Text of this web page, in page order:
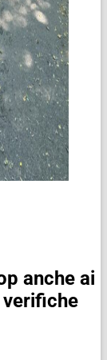
anche ai
verifiche